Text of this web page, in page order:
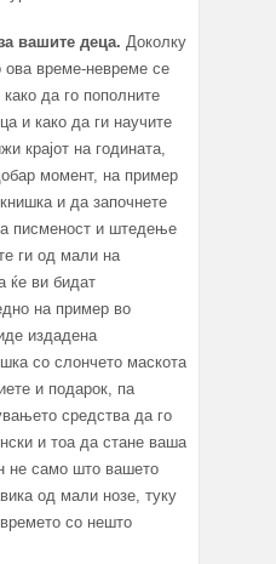
вашите деца. Доколку
ова време-невреме се
да го пополните
и како да ги научите
крајот на годината,
момент, на пример
и да започнете
писменост и штедење
ги од мали на
ќе ви бидат
на пример во
издадена
со слончето маскота
и подарок, па
средства да го
и тоа да стане ваша
не само што вашето
од мали нозе, туку
со нешто